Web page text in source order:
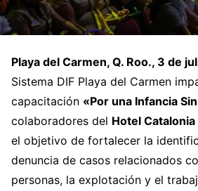
Playa del Carmen, Q. Roo., 3 de
Sistema DIF Playa del Carmen
capacitación «Por una Infancia
colaboradores del Hotel
el objetivo de fortalecer la
denuncia de casos relacionados
personas, la explotación y el